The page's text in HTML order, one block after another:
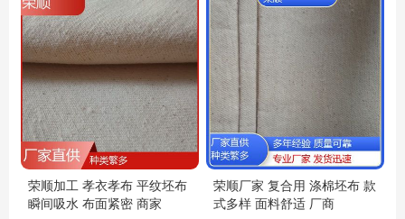
荣顺加工 孝衣孝布 平纹坯布
瞬间吸水 布面紧密 商家
荣顺厂家 复合用 涤棉坯布 款
式多样 面料舒适 厂商